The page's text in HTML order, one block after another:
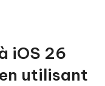
iOS 26
utilisant